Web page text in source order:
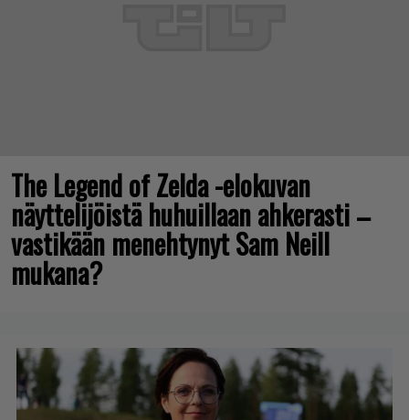
The Legend of Zelda -elokuvan
näyttelijöistä huhuillaan ahkerasti –
vastikään menehtynyt Sam Neill
mukana?